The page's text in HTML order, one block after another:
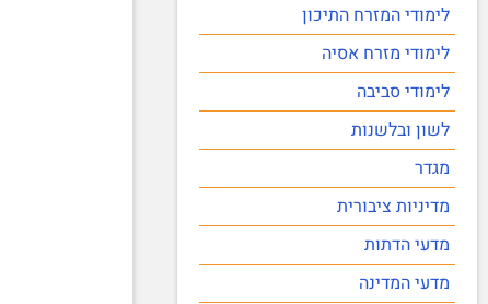
לימודי המזרח התיכון
לימודי מזרח אסיה
לימודי סביבה
לשון ובלשנות
מגדר
מדיניות ציבורית
מדעי הדתות
מדעי המדינה